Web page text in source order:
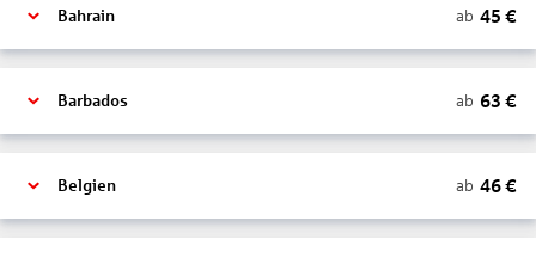
Bahrain ab 45 €
Barbados ab 63 €
Belgien ab 46€